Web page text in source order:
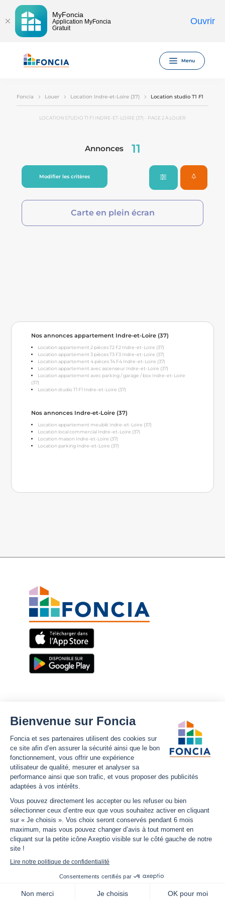
MyFoncia
Application MyFoncia
Gratuit
Ouvrir
Menu
Foncia Louer Location Indre-et-Loire (37) Location studio T1 F1
LOCATION STUDIO T1 F1 INDRE-ET-LOIRE (37) - PAGE 2 À LOUER
Annonces 11
Modifier les critères
Carte en plein écran
Nos annonces appartement Indre-et-Loire (37)
Location appartement 2 pièces T2 F2 Indre-et-Loire (37)
Location appartement 3 pièces T3 F3 Indre-et-Loire (37)
Location appartement 4 pièces T4 F4 Indre-et-Loire (37)
Location appartement avec ascenseur Indre-et-Loire (37)
Location appartement avec parking / garage / box Indre-et-Loire
(37)
Location studio T1 F1 Indre-et-Loire (37)
Nos annonces Indre-et-Loire (37)
Location appartement meublé Indre-et-Loire (37)
Location local commercial Indre-et-Loire (37)
Location maison Indre-et-Loire (37)
Location parking Indre-et-Loire (37)
Foncia
Carrières
Nos offres d'emplois
Espace presse
Foncia inside
Avis clients
Partenaires
Notre site
Mentions légales
Politique Foncia de protection
des données
Conformité
Politique relative aux cookies
et autres traceurs
Sécurité informatique
Déclaration d'accessibilité
Infos utiles
Nous contacter
Trouver une agence
Facebook